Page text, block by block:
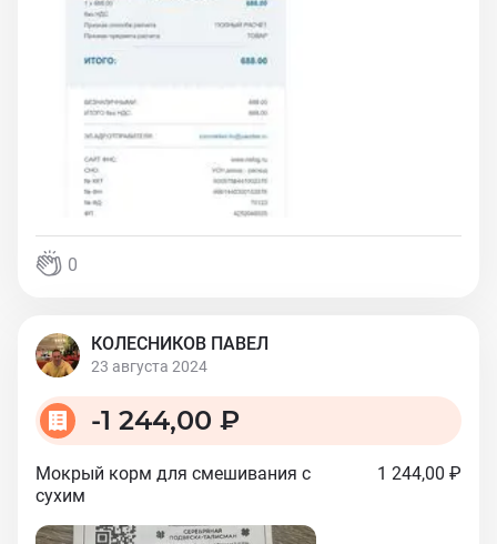
0
КОЛЕСНИКОВ ПАВЕЛ
23 августа 2024
-1 244,00 ₽
Мокрый корм для смешивания с
сухим
1 244,00 ₽